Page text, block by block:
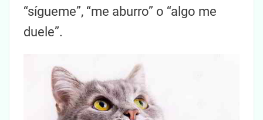
“sígueme”, “me aburro” o “algo me
duele”.